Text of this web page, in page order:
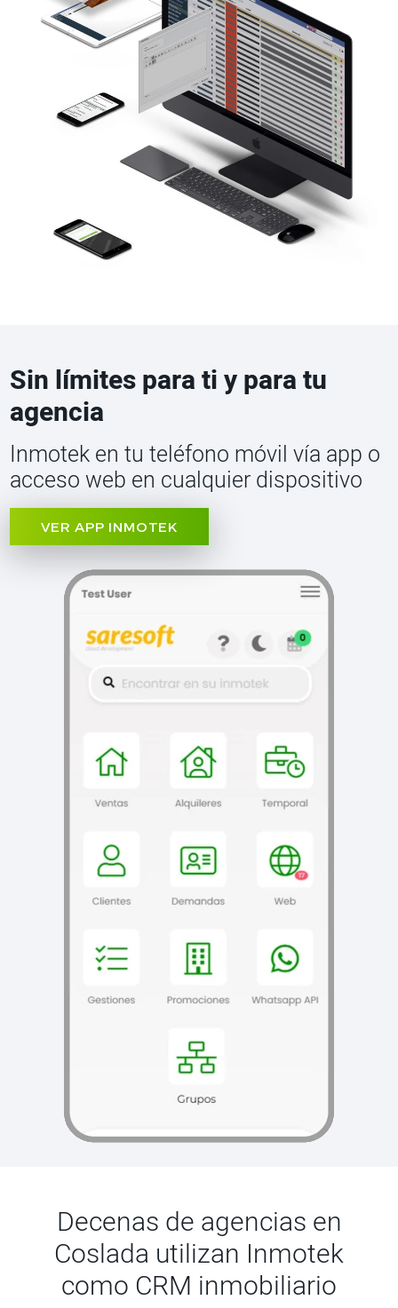
Sin límites para ti y para tu
agencia
Inmotek en tu teléfono móvil vía app o
acceso web en cualquier dispositivo
VER APP INMOTEK
Decenas de agencias en
Coslada utilizan Inmotek
como CRM inmobiliario